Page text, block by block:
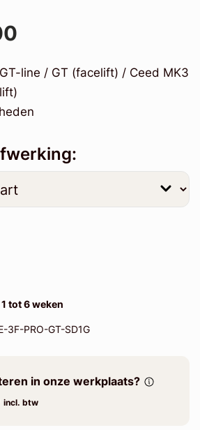
line / GT (facelift) / Ceed MK3
1 tot 6 weken
3F-PRO-GT-SD1G
in onze werkplaats?
incl. btw